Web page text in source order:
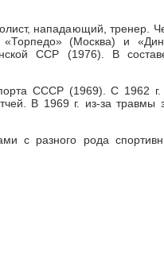
нападающий, тренер.
(Москва) и
ССР (1976). В
СССР (1969). С 1962
В 1969 г. из-за травмы
с разного рода